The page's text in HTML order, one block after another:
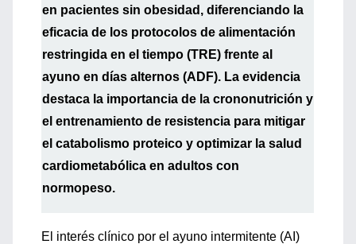
en pacientes sin obesidad, diferenciando la
eficacia de los protocolos de alimentación
restringida en el tiempo (TRE) frente al
ayuno en días alternos (ADF). La evidencia
destaca la importancia de la crononutrición y
el entrenamiento de resistencia para mitigar
el catabolismo proteico y optimizar la salud
cardiometabólica en adultos con
normopeso.
El interés clínico por el ayuno intermitente (AI)